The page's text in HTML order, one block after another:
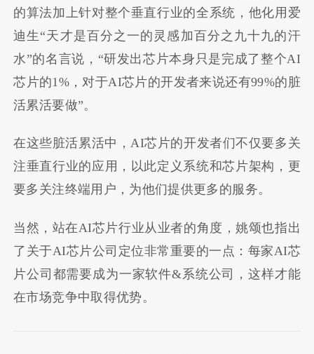
的算法加上针对整个垂直行业的全系统，他化用爱
迪生“天才是百分之一的灵感加百分之九十九的汗
水”的名言说，“研发出芯片本身只是完成了整个AI
芯片的1%，对于AI芯片的开发者来说还有99%的脏
活累活要做”。
在这些脏活累活中，AI芯片的开发者们不仅要多关
注垂直行业的应用，以此定义系统和芯片架构，更
要多关注终端用户，为他们提供更多的服务。
当然，站在AI芯片行业从业者的角度，姚颂也指出
了关于AI芯片公司定位非常重要的一点：每家AI芯
片公司都需要成为一家软件&系统公司，这样才能
在市场竞争中取得优势。